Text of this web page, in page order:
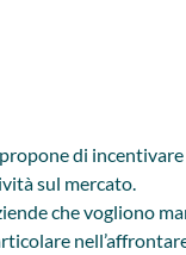
di
sul mercato.
che vogliono